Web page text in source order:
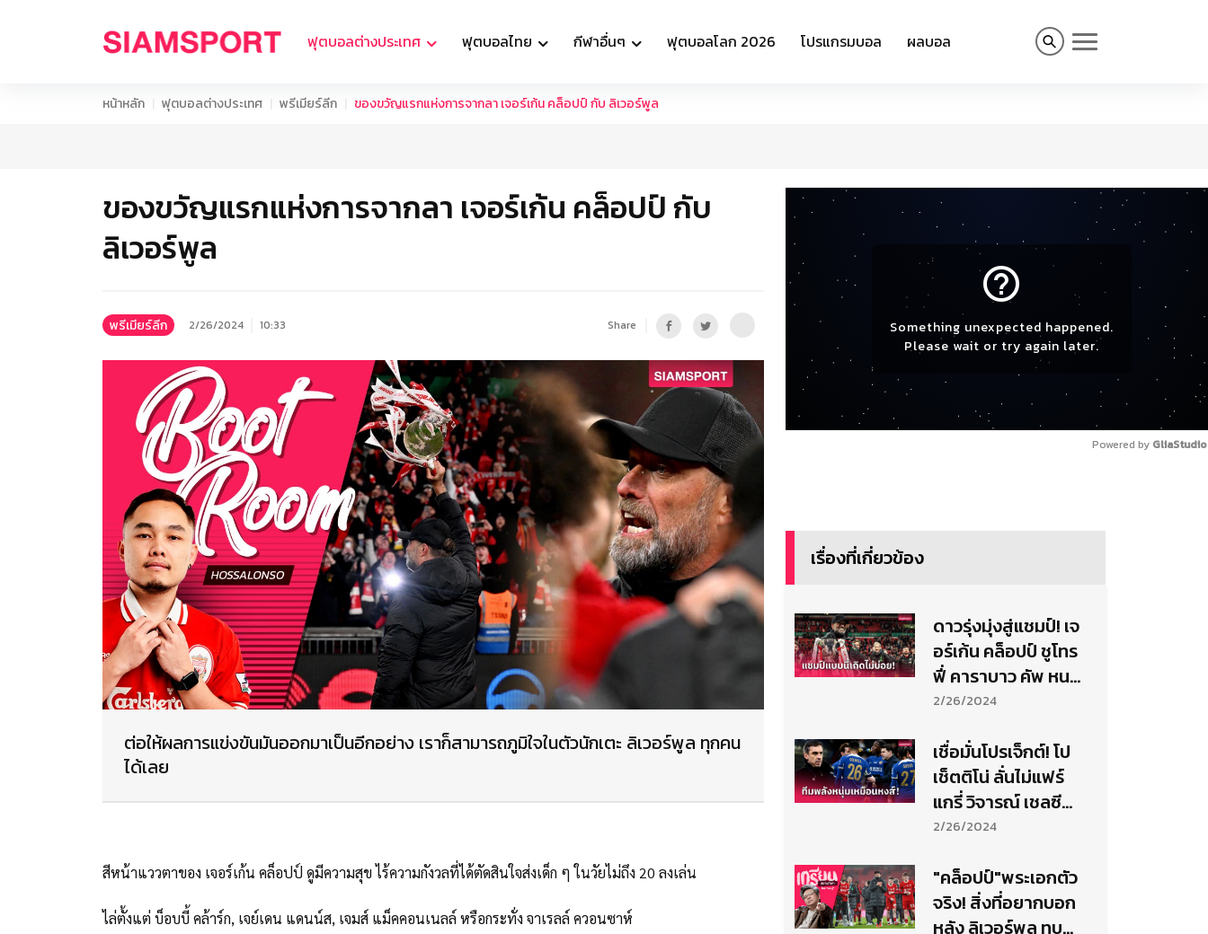
ฟุตบอลต่างประเทศ ฟุตบอลไทย กีฬาอื่นๆ ฟุตบอลโลก 2026 โปรแกรมบอล ผลบอล
หน้าหลัก ฟุตบอลต่างประเทศ พรีเมียร์ลีก ของขวัญแรกแห่งการจากลา เจอร์เก้น คล็อปป์ กับ ลิเวอร์พูล
ของขวัญแรกแห่งการจากลา เจอร์เก้น คล็อปป์ กับ
ลิเวอร์พูล
พรีเมียร์ลีก 2/26/2024 10:33 Share
ต่อให้ผลการแข่งขันมันออกมาเป็นอีกอย่าง เราก็สามารถภูมิใจในตัวนักเตะ ลิเวอร์พูล ทุกคน
ได้เลย
สีหน้าแววตาของ เจอร์เก้น คล็อปป์ ดูมีความสุข ไร้ความกังวลที่ได้ตัดสินใจส่งเด็ก ๆ ในวัยไม่ถึง 20 ลงเล่น
ไล่ตั้งแต่ บ็อบบี้ คล้าร์ก, เจย์เดน แดนน์ส, เจมส์ แม็คคอนเนลล์ หรือกระทั่ง จาเรลล์ ควอนซาห์
help_outline
Something unexpected happened.
Please wait or try again later.
Powered by
เรื่องที่เกี่ยวข้อง
ดาวรุ่งมุ่งสู่แชมป์! เจ
อร์เก้น คล็อปป์ ชูโทร
ฟี่ คาราบาว คัพ หนนี้
พิเศษสุด
2/26/2024
เชื่อมั่นโปรเจ็กต์! โป
เช็ตติโน่ ลั่นไม่แฟร์
แกรี่ วิจารณ์ เชลซี
เศรษฐีดีแต่ชื่อ
2/26/2024
"คล็อปป์"พระเอกตัว
จริง! สิ่งที่อยากบอก
หลัง ลิเวอร์พูล ทุบ